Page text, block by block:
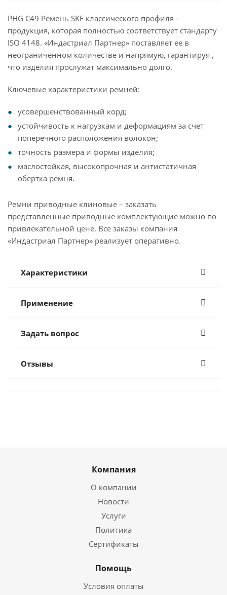
PHG C49 Ремень SKF классического профиля –
продукция, которая полностью соответствует стандарту
ISO 4148. «Индастриал Партнер» поставляет ее в
неограниченном количестве и напрямую, гарантируя ,
что изделия прослужат максимально долго.
Ключевые характеристики ремней:
усовершенствованный корд;
устойчивость к нагрузкам и деформациям за счет
поперечного расположения волокон;
точность размера и формы изделия;
маслостойкая, высокопрочная и антистатичная
обертка ремня.
Ремни приводные клиновые – заказать
представленные приводные комплектующие можно по
привлекательной цене. Все заказы компания
«Индастриал Партнер» реализует оперативно.
Характеристики
Применение
Задать вопрос
Отзывы
Компания
О компании
Новости
Услуги
Политика
Сертификаты
Помощь
Условия оплаты